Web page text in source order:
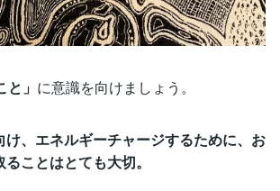
と」 に意識を向けましょう。
け、エネルギーチャージするために、お
ことはとても大切。